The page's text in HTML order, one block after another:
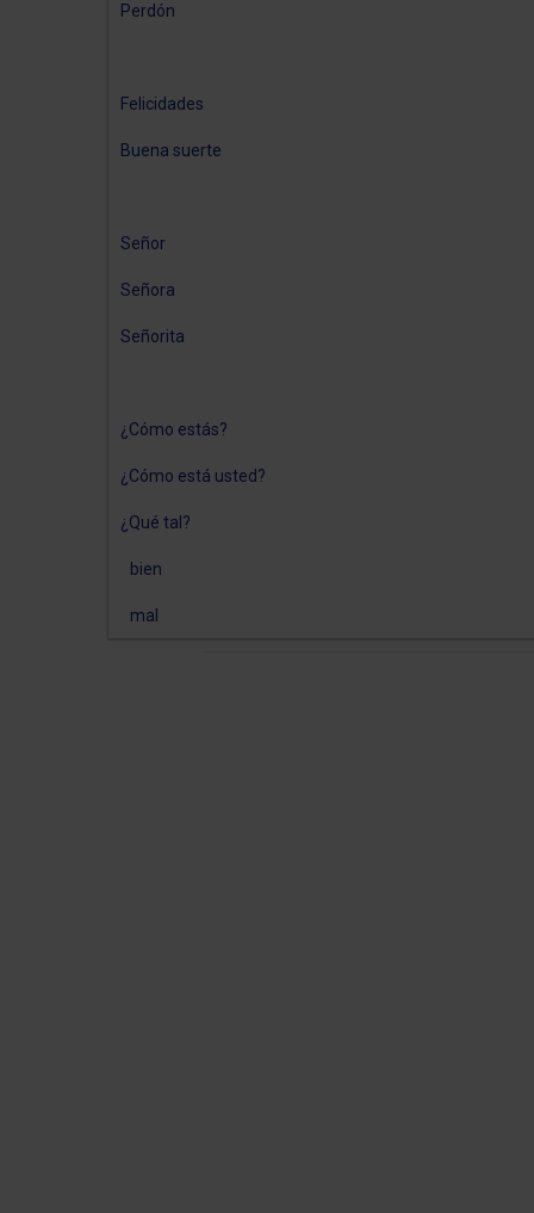
Perdón
Felicidades
Buena suerte
Señor
Señora
Señorita
¿Cómo estás?
¿Cómo está usted?
¿Qué tal?
bien
mal